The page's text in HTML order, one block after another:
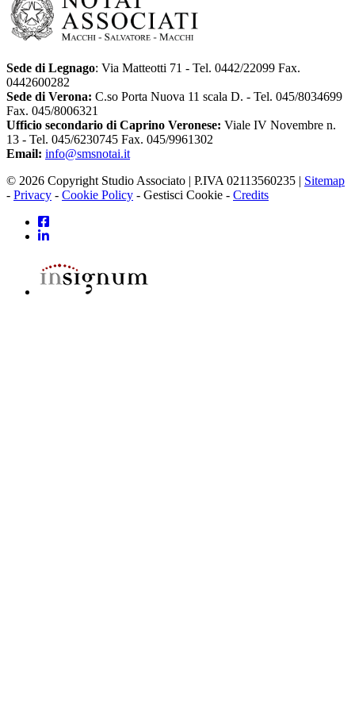
Sede di Legnago: Via Matteotti 71 - Tel. 0442/22099 Fax.
0442600282
Sede di Verona: C.so Porta Nuova 11 scala D. - Tel. 045/8034699
Fax. 045/8006321
Ufficio secondario di Caprino Veronese: Viale IV Novembre n.
13 - Tel. 045/6230745 Fax. 045/9961302
Email: info@smsnotai.it
© 2026 Copyright Studio Associato | P.IVA 02113560235 | Sitemap
- Privacy - Cookie Policy - Gestisci Cookie - Credits